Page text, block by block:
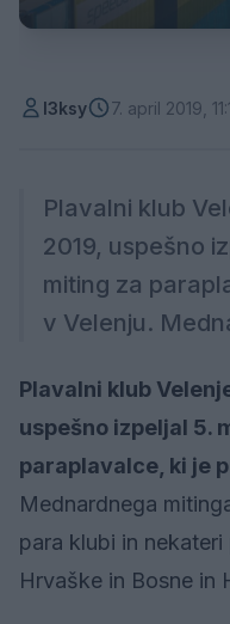
l3ksy 7. april 2019,
Plavalni klub
2019, uspešno
miting za
v Velenju.
Plavalni klub
uspešno izpeljal 5.
paraplavalce, ki je
Mednardnega
para klubi in
Hrvaške in Bosne in